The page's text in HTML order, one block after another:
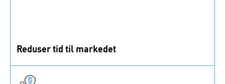
Reduser tid til markedet